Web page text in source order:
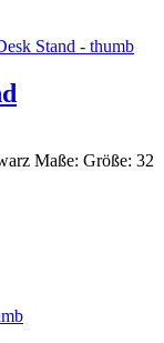
Maße: Größe: 32